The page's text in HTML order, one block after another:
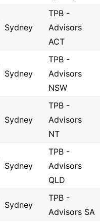
Sydney
TPB -
Advisors
ACT
Sydney
TPB -
Advisors
NSW
Sydney
TPB -
Advisors
NT
Sydney
TPB -
Advisors
QLD
Sydney
TPB -
Advisors SA